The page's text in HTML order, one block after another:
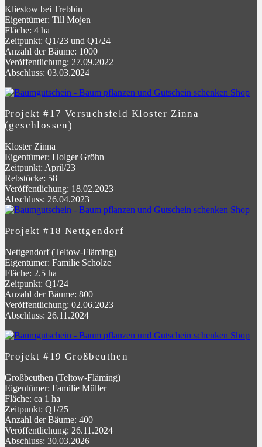
Kliestow bei Trebbin
Eigentümer: Till Mojen
Fläche: 4 ha
Zeitpunkt: Q1/23 und Q1/24
Anzahl der Bäume: 1000
Veröffentlichung: 27.09.2022
Abschluss: 03.03.2024
Projekt #17 Versuchsfeld Kloster Zinna
(geschlossen)
Kloster Zinna
Eigentümer: Holger Gröhn
Zeitpunkt: April/23
Rebstöcke: 58
Veröffentlichung: 18.02.2023
Abschluss: 26.04.2023
Projekt #18 Nettgendorf
Nettgendorf (Teltow-Fläming)
Eigentümer: Familie Scholze
Fläche: 2.5 ha
Zeitpunkt: Q1/24
Anzahl der Bäume: 800
Veröffentlichung: 02.06.2023
Abschluss: 26.11.2024
Projekt #19 Großbeuthen
Großbeuthen (Teltow-Fläming)
Eigentümer: Familie Müller
Fläche: ca 1 ha
Zeitpunkt: Q1/25
Anzahl der Bäume: 400
Veröffentlichung: 26.11.2024
Abschluss: 30.03.2026